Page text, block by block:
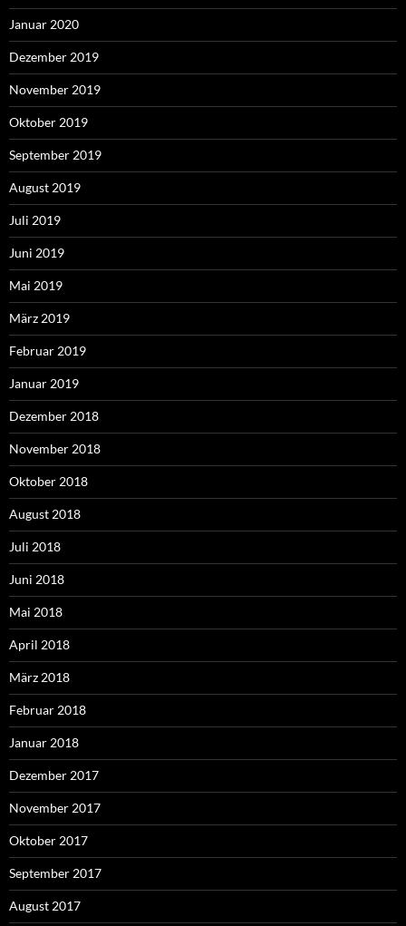
Januar 2020
Dezember 2019
November 2019
Oktober 2019
September 2019
August 2019
Juli 2019
Juni 2019
Mai 2019
März 2019
Februar 2019
Januar 2019
Dezember 2018
November 2018
Oktober 2018
August 2018
Juli 2018
Juni 2018
Mai 2018
April 2018
März 2018
Februar 2018
Januar 2018
Dezember 2017
November 2017
Oktober 2017
September 2017
August 2017